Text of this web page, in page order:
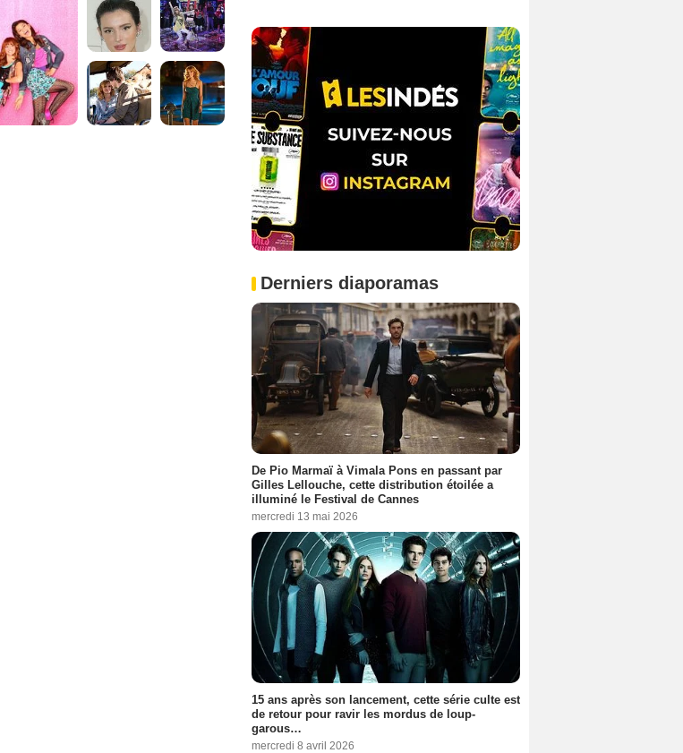
Derniers diaporamas
De Pio Marmaï à Vimala Pons en passant par
Gilles Lellouche, cette distribution étoilée a
illuminé le Festival de Cannes
mercredi 13 mai 2026
15 ans après son lancement, cette série culte est
de retour pour ravir les mordus de loup-
garous…
mercredi 8 avril 2026